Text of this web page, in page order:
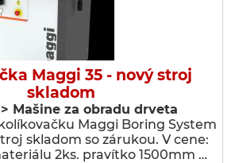
Maggi 35 - nový stroj
skladom
Мašine za obradu drveta
Maggi Boring System
skladom so zárukou. V cene:
2ks. pravítko 1500mm …